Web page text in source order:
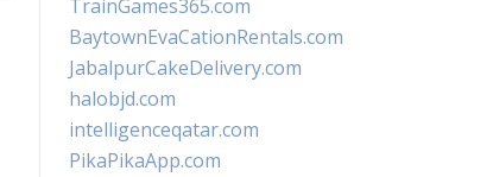
TrainGames365.com
BaytownEvaCationRentals.com
JabalpurCakeDelivery.com
halobjd.com
intelligenceqatar.com
PikaPikaApp.com